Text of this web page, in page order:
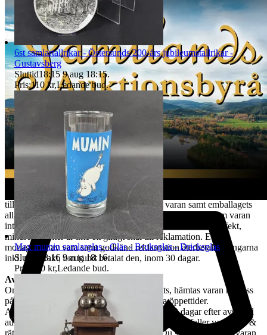
Det är kundens ansvar att objektet skickas tillbaka i exakt samma
skick som vid köptillfället och är skyldig att paketera och hantera
auktionsobjektet så att det inte skadas under transporten. Vi har rätt
att göra avdrag motsvarande den värdeminskning som uppstått till
följd av att kund har hanterat varan i större omfattning än som varit
nödvändigt. Värdeminskningen bedöms från fall till fall. Vi försöker
hantera alla returer så snabbt som möjligt. Efter att kundens retur
hanterats återbetalas pengarna för den köpta varan. Ångerrätten
avser ej det externa köpet av leverans av objektet då
konsumenten/köparen uttryckligen har samtyckt till att tjänsten
börjar utföras och gått med på att det inte finns någon ångerrätt när
tjänsten har fullgjorts. Om misstanke att ångerrätt missbrukas, tex
används för att ej behöva stå fast vid bud och därmed påverka
budgivningsprocessen, förbehåller sig vi oss rätten att stänga av
kundens konto för vidare budgivning hos oss.
REKLAMATION
Vid Reklamation ska kunden omgående ta kontakt med oss via mail
till tradera@jabab.se samt bifoga bilder på varan samt emballagets
alla sidor och packmateriel. Notera att det är skillnad på om varan
inte lever upp till kundens förväntningar eller om den är defekt,
mindre defekter är inte ett giltigt skäl till reklamation. Efter
mottagande av vara samt godkänd reklamation återbetalas pengarna
inkl. returfrakt, om kund betalat den, inom 30 dagar.
Avhämtning
Om ingen annan avhämtningsadress angetts, hämtas varan hos oss
på Tjalmargatan 4B i Östersund under våra öppettider.
Avhämtning av vunna varor skall ske inom 10 dagar efter avslutad
auktion. Om varan ej hämtas inom angiven tid tillfaller varan oss &
6st samlartallrikar - Östersunds 200-års jubileumstallrikar -
Gustavsberg
Sluttid18:15 9 aug 18:15.
Pris:110 kr,Ledande bud.
Max mumin samlarglas - Glas - Bruksglas - Dricksglas
Sluttid
18:16 9 aug 18:16.
Pris:
100 kr,Ledande bud.